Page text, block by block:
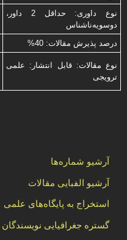
نوع داوری: حداقل 2 داور،
دوسویه‌ناشناس
درصد پذیرش مقالات: 40%
نوع مقالات: قابل انتشار: علمی
ترویجی
آرشیو شماره‌ها
آرشیو الفبایی مقالات
استخراج به پایگاه‌های علمی
گستره جغرافیایی نویسندگان